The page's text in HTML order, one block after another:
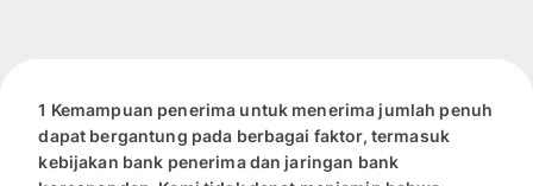
1 Kemampuan penerima untuk menerima jumlah penuh
dapat bergantung pada berbagai faktor, termasuk
kebijakan bank penerima dan jaringan bank